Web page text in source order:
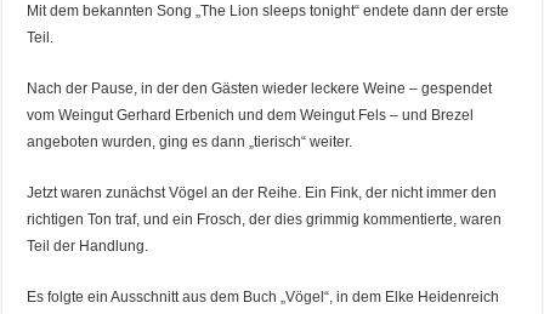
Mit dem bekannten Song „The Lion sleeps tonight“ endete dann der erste
Teil.
Nach der Pause, in der den Gästen wieder leckere Weine – gespendet
vom Weingut Gerhard Erbenich und dem Weingut Fels – und Brezel
angeboten wurden, ging es dann „tierisch“ weiter.
Jetzt waren zunächst Vögel an der Reihe. Ein Fink, der nicht immer den
richtigen Ton traf, und ein Frosch, der dies grimmig kommentierte, waren
Teil der Handlung.
Es folgte ein Ausschnitt aus dem Buch „Vögel“, in dem Elke Heidenreich